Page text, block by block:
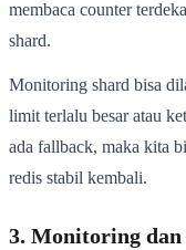
membaca counter
shard.
Monitoring shard bisa
limit terlalu besar atau
ada fallback, maka kita
redis stabil kembali.
3. Monitoring